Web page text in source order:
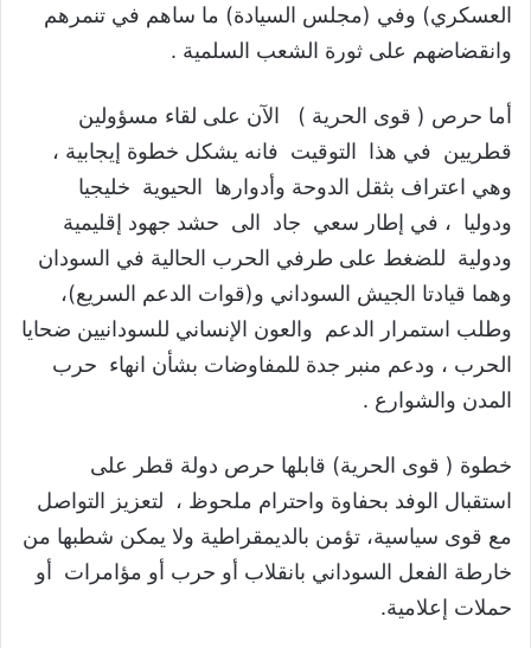
العسكري) وفي (مجلس السيادة) ما ساهم في تنمرهم
وانقضاضهم على ثورة الشعب السلمية .
أما حرص ( قوى الحرية ) الآن على لقاء مسؤولين
قطريين في هذا التوقيت فانه يشكل خطوة إيجابية ،
وهي اعتراف بثقل الدوحة وأدوارها الحيوية خليجيا
ودوليا ، في إطار سعي جاد الى حشد جهود إقليمية
ودولية للضغط على طرفي الحرب الحالية في السودان
وهما قيادتا الجيش السوداني و(قوات الدعم السريع)،
وطلب استمرار الدعم والعون الإنساني للسودانيين ضحايا
الحرب ، ودعم منبر جدة للمفاوضات بشأن انهاء حرب
المدن والشوارع .
خطوة ( قوى الحرية) قابلها حرص دولة قطر على
استقبال الوفد بحفاوة واحترام ملحوظ ، لتعزيز التواصل
مع قوى سياسية، تؤمن بالديمقراطية ولا يمكن شطبها من
خارطة الفعل السوداني بانقلاب أو حرب أو مؤامرات أو
حملات إعلامية.